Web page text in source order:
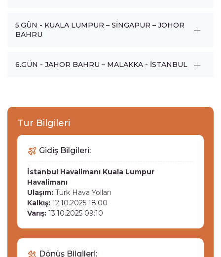
5.GÜN - KUALA LUMPUR – SİNGAPUR – JOHOR
BAHRU
6.GÜN - JAHOR BAHRU – MALAKKA - İSTANBUL
Tur Bilgileri
Gidiş Bilgileri:
İstanbul Havalimanı Kuala Lumpur
Havalimanı
Ulaşım: Türk Hava Yolları
Kalkış: 12.10.2025 18:00
Varış: 13.10.2025 09:10
Dönüş Bilgileri: